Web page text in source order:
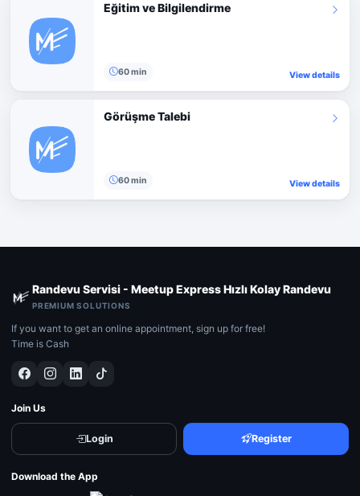
Eğitim ve Bilgilendirme
60 min View details
Görüşme Talebi
60 min View details
Randevu Servisi - Meetup Express Hızlı Kolay Randevu
PREMIUM SOLUTIONS
If you want to get an online appointment, sign up for free!
Time is Cash
Join Us
Login Register
Download the App